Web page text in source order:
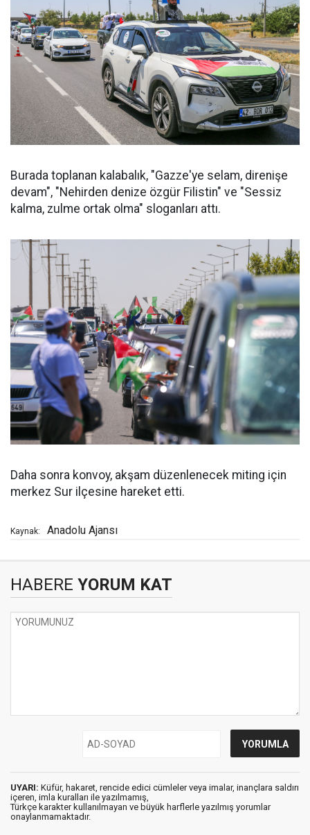
Burada toplanan kalabalık, "Gazze'ye selam, direnişe
devam", "Nehirden denize özgür Filistin" ve "Sessiz
kalma, zulme ortak olma" sloganları attı.
Daha sonra konvoy, akşam düzenlenecek miting için
merkez Sur ilçesine hareket etti.
Kaynak: Anadolu Ajansı
HABERE YORUM KAT
UYARI: Küfür, hakaret, rencide edici cümleler veya imalar, inançlara saldırı
içeren, imla kuralları ile yazılmamış,
Türkçe karakter kullanılmayan ve büyük harflerle yazılmış yorumlar
onaylanmamaktadır.